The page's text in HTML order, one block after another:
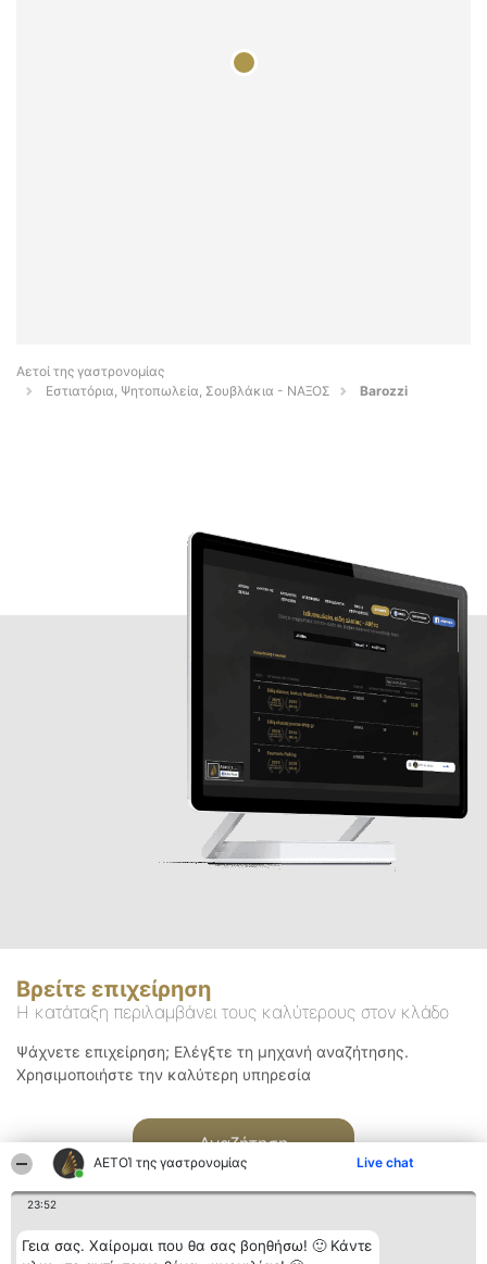
ΑΕΤΟΊ της γαστρονομίας Live chat
23:52
Γεια σας. Χαίρομαι που θα σας βοηθήσω! 🙂 Κάντε
Αετοί της γαστρονομίας
Εστιατόρια, Ψητοπωλεία, Σουβλάκια - ΝΑΞΟΣ
Barozzi
Βρείτε επιχείρηση
Η κατάταξη περιλαμβάνει τους καλύτερους στον κλάδο
Ψάχνετε επιχείρηση; Ελέγξτε τη μηχανή αναζήτησης.
Χρησιμοποιήστε την καλύτερη υπηρεσία
Αναζήτηση